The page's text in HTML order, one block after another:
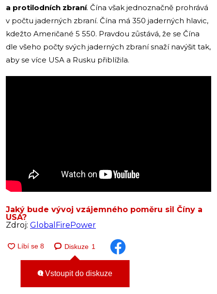
a protilodních zbraní. Čína však jednoznačně prohrává
v počtu jaderných zbraní. Čína má 350 jaderných hlavic,
kdežto Američané 5 550. Pravdou zůstává, že se Čína
dle všeho počty svých jaderných zbraní snaží navýšit tak,
aby se více USA a Rusku přiblížila.
Jaký bude vývoj vzájemného poměru sil Číny a
USA?
Zdroj: GlobalFirePower
Diskuze 1
Vstoupit do diskuze